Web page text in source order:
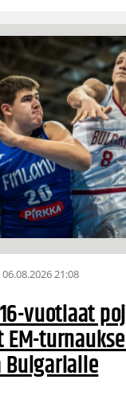
06.08.2026 21:08
vuotiaat